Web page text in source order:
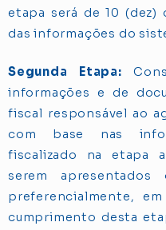
etapa será de 10
das informações do
Segunda Etapa:
informações e de
fiscal responsável ao
com base nas
fiscalizado na etapa
serem apresentados
preferencialmente,
cumprimento desta